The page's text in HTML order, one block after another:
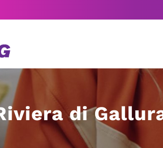
di